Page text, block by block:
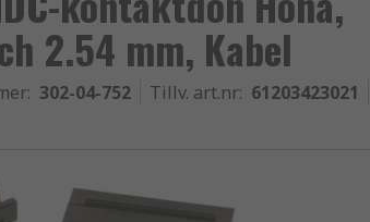
2.54 mm, Kabel
: 302-04-752 Tillv. art.nr: 61203423021